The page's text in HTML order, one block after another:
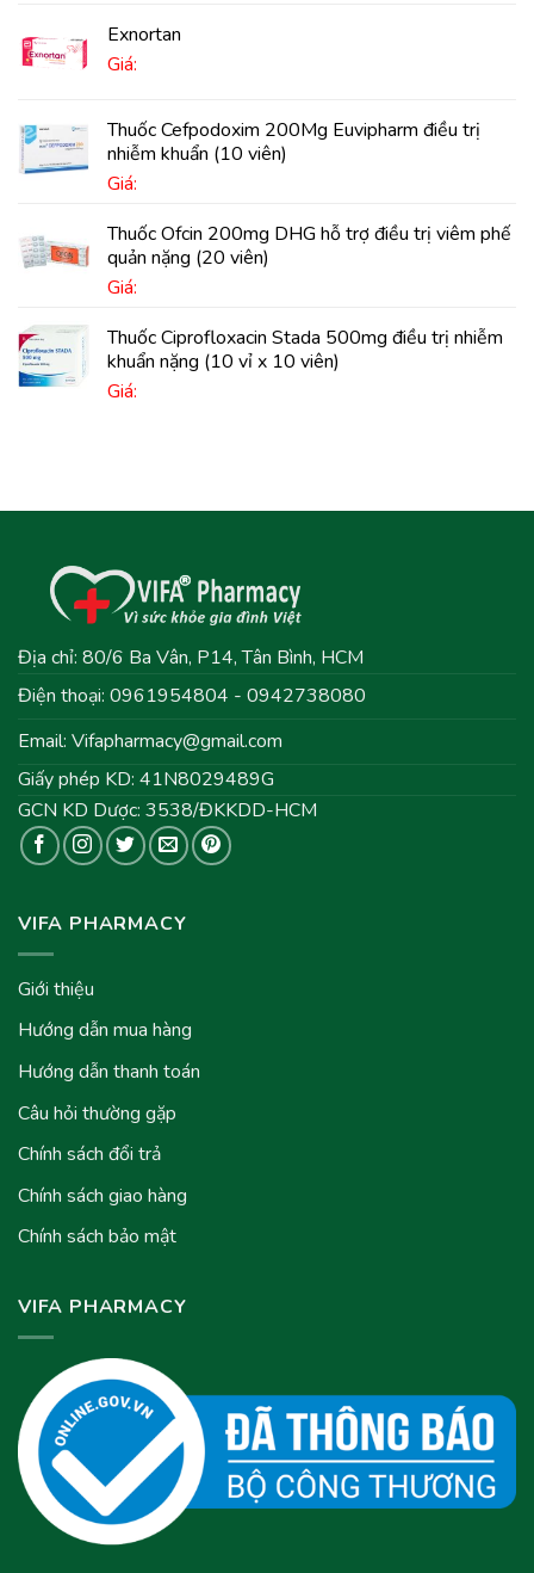
Exnortan
Giá:
Thuốc Cefpodoxim 200Mg Euvipharm điều trị
nhiễm khuẩn (10 viên)
Giá:
Thuốc Ofcin 200mg DHG hỗ trợ điều trị viêm phế
quản nặng (20 viên)
Giá:
Thuốc Ciprofloxacin Stada 500mg điều trị nhiễm
khuẩn nặng (10 vỉ x 10 viên)
Giá:
Địa chỉ: 80/6 Ba Vân, P14, Tân Bình, HCM
Điện thoại: 0961954804 - 0942738080
Email: Vifapharmacy@gmail.com
Giấy phép KD: 41N8029489G
GCN KD Dược: 3538/ĐKKDD-HCM
VIFA PHARMACY
Giới thiệu
Hướng dẫn mua hàng
Hướng dẫn thanh toán
Câu hỏi thường gặp
Chính sách đổi trả
Chính sách giao hàng
Chính sách bảo mật
VIFA PHARMACY